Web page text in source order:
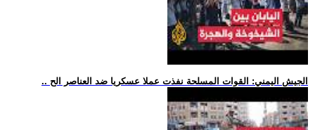
.. الجيش اليمني: القوات المسلحة نفذت عملا عسكريا ضد العناصر الح